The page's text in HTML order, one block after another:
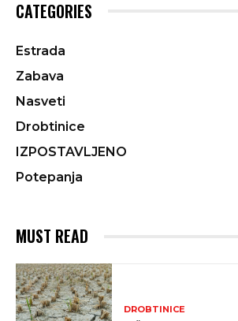
CATEGORIES
Estrada
Zabava
Nasveti
Drobtinice
IZPOSTAVLJENO
Potepanja
MUST READ
DROBTINICE